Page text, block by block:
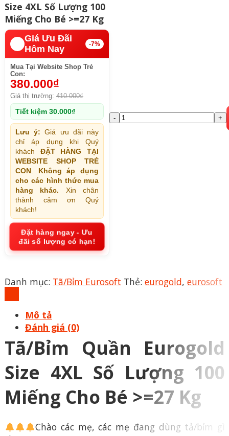
Size 4XL Số Lượng 100
Miếng Cho Bé >=27 Kg
Giá Ưu Đãi
Hôm Nay
-7%
Mua Tại Website Shop Trẻ
Con:
380.000₫
Giá thị trường: 410.000₫
Tiết kiệm 30.000₫
Lưu ý: Giá ưu đãi này
chỉ áp dụng khi Quý
khách ĐẶT HÀNG TẠI
WEBSITE SHOP TRẺ
CON
Không áp dụng
cho các hình thức mua
hàng khác. Xin chân
thành cảm ơn Quý
khách!
Đặt hàng ngay - Ưu
đãi số lượng có hạn!
Tã/Bỉm
số
lượng
Danh mục: Tã/Bỉm Eurosoft Thẻ: eurogold, eurosoft
Mô tả
Đánh giá (0)
Tã/Bỉm Quần Eurogold
Size 4XL Số Lượng 100
Miếng Cho Bé >=27 Kg
Chào các mẹ, các mẹ đang dùng tả/bỉm gì